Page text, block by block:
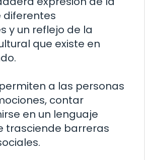
y un reflejo de la
que existe en
a las personas
contar
en un lenguaje
trasciende barreras